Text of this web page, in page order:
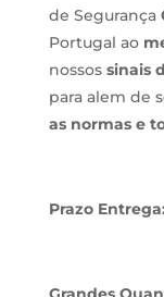
de Segurança
Portugal ao
nossos sinais
para alem de
as normas e
Prazo Entrega: